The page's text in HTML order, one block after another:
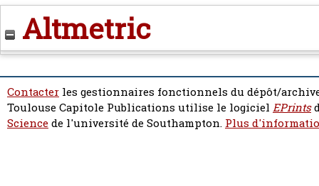
Altmetric
Contacter les gestionnaires fonctionnels du dépôt/
Toulouse Capitole Publications utilise le logiciel EPrints
Sciencede l'université de Southampton. Plus